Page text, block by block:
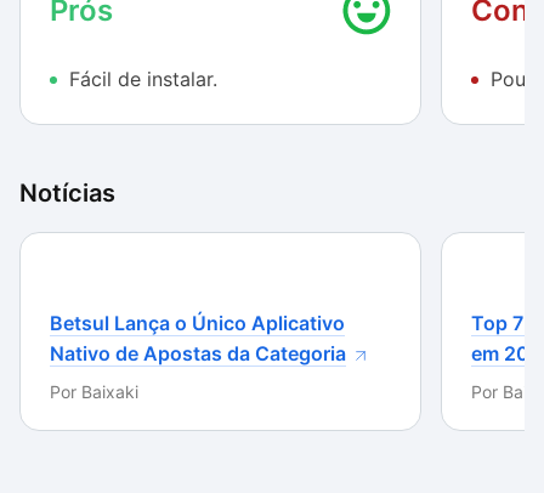
bonito possível não pode deixar de instalar esse tema
Prós
Fácil de instalar.
Notícias
Betsul Lança o Único Aplicativo
Nativo de Apostas da Categoria
Por Baixaki
Top 7
em
Por